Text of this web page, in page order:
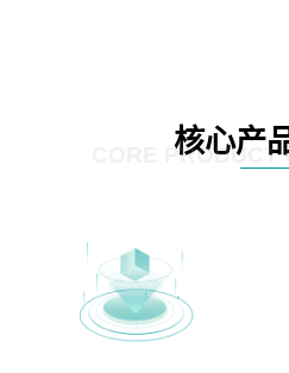
核心产
CORE PRODUCT